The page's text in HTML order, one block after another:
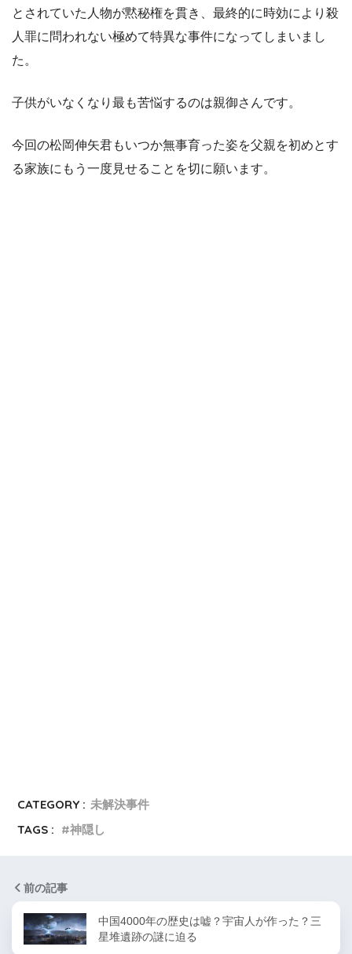
とされていた人物が黙秘権を貫き、最終的に時効により殺
人罪に問われない極めて特異な事件になってしまいまし
た。
子供がいなくなり最も苦悩するのは親御さんです。
今回の松岡伸矢君もいつか無事育った姿を父親を初めとす
る家族にもう一度見せることを切に願います。
CATEGORY : 未解決事件
TAGS :
神隠し
前の記事
中国4000年の歴史は嘘？宇宙人が作った？三
星堆遺跡の謎に迫る